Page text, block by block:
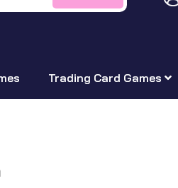
Trading Card Games